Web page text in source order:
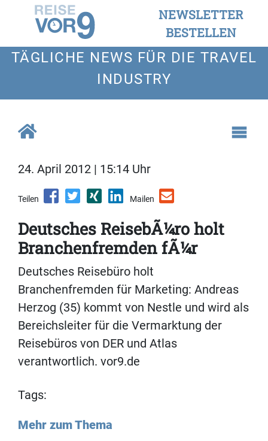
NEWSLETTER
BESTELLEN
TÄGLICHE NEWS FÜR DIE TRAVEL
INDUSTRY
24. April 2012 | 15:14 Uhr
Teilen Mailen
Deutsches ReisebÃ¼ro holt
Branchenfremden fÃ¼r
Deutsches Reisebüro holt
Branchenfremden für Marketing: Andreas
Herzog (35) kommt von Nestle und wird als
Bereichsleiter für die Vermarktung der
Reisebüros von DER und Atlas
verantwortlich. vor9.de
Tags:
Mehr zum Thema